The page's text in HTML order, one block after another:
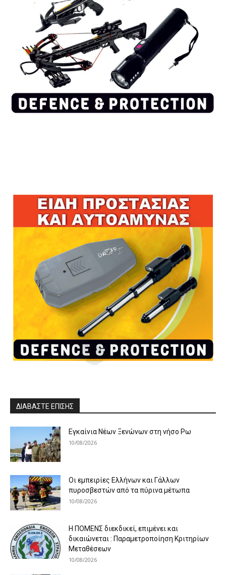
ΔΙΑΒΑΣΤΕ ΕΠΙΣΗΣ
Εγκαίνια Νέων Ξενώνων στη νήσο Ρω
10/08/2026
Οι εμπειρίες Ελλήνων και Γάλλων
πυροσβεστών από τα πύρινα μέτωπα
10/08/2026
Η ΠΟΜΕΝΣ διεκδικεί, επιμένει και
δικαιώνεται : Παραμετροποίηση Κριτηρίων
Μεταθέσεων
10/08/2026